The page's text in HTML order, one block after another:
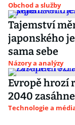
Obchod a služby
Tajemství
japonského
sama sebe
Názory a analýzy
Evropě hrozí
2040
Technologie a